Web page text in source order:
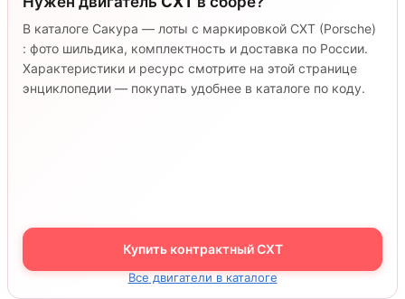
В каталоге Сакура — лоты с маркировкой CXT (Porsche)
: фото шильдика, комплектность и доставка по России.
Характеристики и ресурс смотрите на этой странице
энциклопедии — покупать удобнее в каталоге по коду.
Купить контрактный CXT
Все двигатели в каталоге